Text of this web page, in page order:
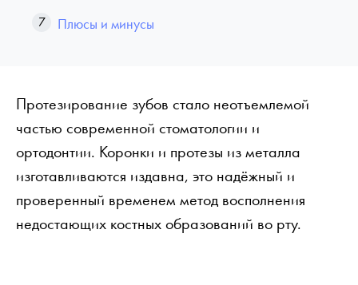
Плюсы и минусы
Протезирование зубов стало неотъемлемой
частью современной стоматологии и
ортодонтии. Коронки и протезы из металла
изготавливаются издавна, это надёжный и
проверенный временем метод восполнения
недостающих костных образований во рту.